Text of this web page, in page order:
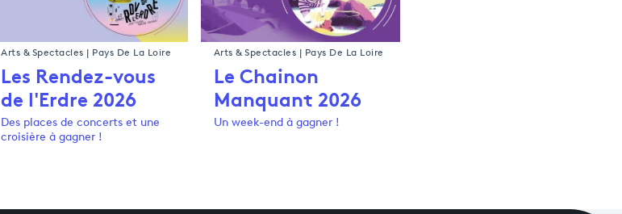
Les Rendez-vous
de l'Erdre 2026
Des places de concerts et une
croisière à gagner !
Arts & Spectacles | Pays De La Loire
Le Chainon
Manquant 2026
Un week-end à gagner !
Arts & Spectacles | Pays De La Loire